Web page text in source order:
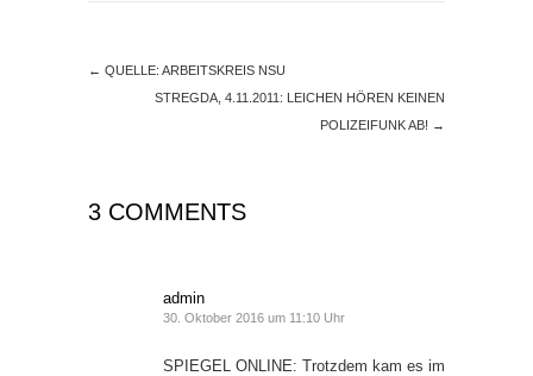
← QUELLE: ARBEITSKREIS NSU
STREGDA, 4.11.2011: LEICHEN HÖREN KEINEN
POLIZEIFUNK AB! →
3 COMMENTS
admin
30. Oktober 2016 um 11:10 Uhr
SPIEGEL ONLINE: Trotzdem kam es im